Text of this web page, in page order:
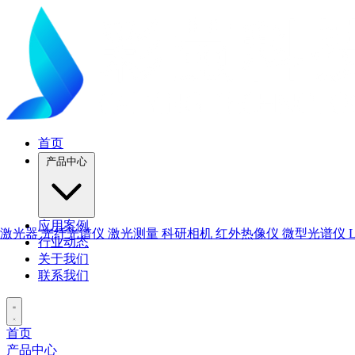
首页
产品中心
激光器光纤光谱仪 激光测量 科研相机 红外热像仪 微型光谱仪
应用案例
行业动态
关于我们
联系我们
首页
产品中心